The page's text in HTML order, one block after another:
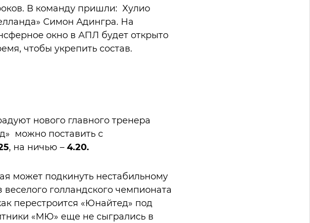
В команду пришли: Хулио
Симон Адингра. На
окно в АПЛ будет открыто
чтобы укрепить состав.
нового главного тренера
можно поставить с
, на ничью – 4.20.
может подкинуть нестабильному
голландского чемпионата
перестроится «Юнайтед» под
«МЮ» еще не сыгрались в